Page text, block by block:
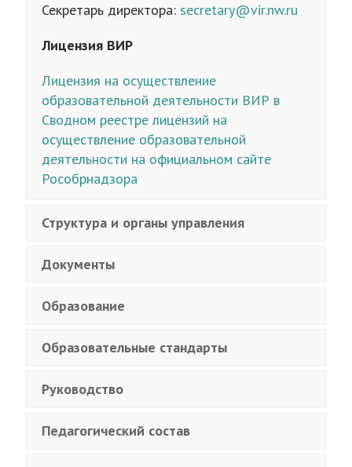
Секретарь директора: secretary@vir.nw.ru
Лицензия ВИР
Лицензия на осуществление
образовательной деятельности ВИР в
Сводном реестре лицензий на
осуществление образовательной
деятельности на официальном сайте
Рособрнадзора
Структура и органы управления
Документы
Образование
Образовательные стандарты
Руководство
Педагогический состав